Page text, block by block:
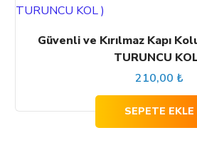
Güvenli ve Kırılmaz Kapı
TURUNCU
210,00 ₺
SEPETE EKLE